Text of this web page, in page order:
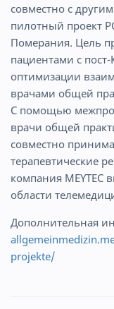
совместно с
пилотный проект
Померания. Цель
пациентами с
оптимизации
врачами общей
С помощью
врачи общей
совместно
терапевтические
компания MEYTEC
области
Дополнительная
projekte/